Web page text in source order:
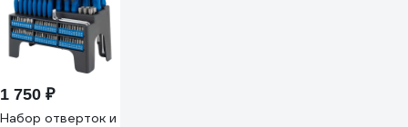
1 750 ₽
Набор отверток и